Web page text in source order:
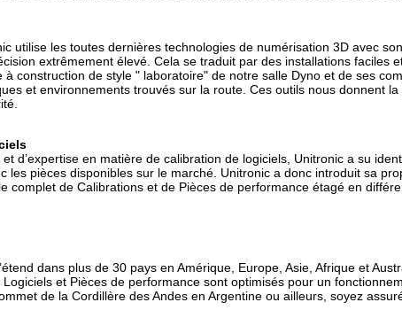
utilise les toutes dernières technologies de numérisation 3D avec
extrêmement élevé. Cela se traduit par des installations faciles
construction de style " laboratoire" de notre salle Dyno et de ses
et environnements trouvés sur la route. Ces outils nous donnent
d’expertise en matière de calibration de logiciels, Unitronic a su
les pièces disponibles sur le marché. Unitronic a donc introduit sa
complet de Calibrations et de Pièces de performance étagé en
dans plus de 30 pays en Amérique, Europe, Asie, Afrique et
et Pièces de performance sont optimisés pour un
de la Cordillère des Andes en Argentine ou ailleurs, soyez